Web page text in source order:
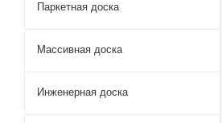
Паркетная доска
Массивная доска
Инженерная доска